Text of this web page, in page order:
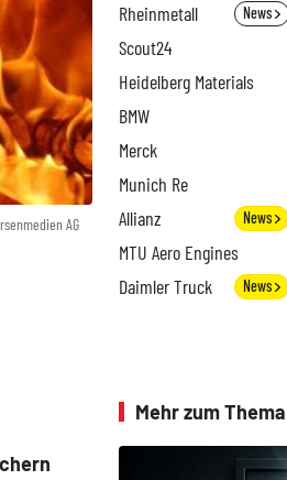
AG
Rheinmetall News
Scout24
Heidelberg Materials
BMW
Merck
Munich Re
Allianz News
MTU Aero Engines
Daimler Truck News
Mehr zum Thema